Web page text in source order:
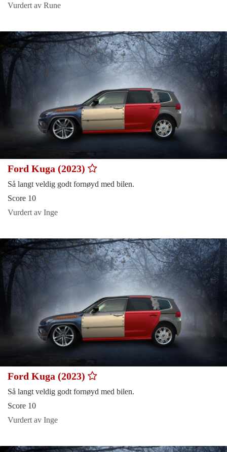
Vurdert av Rune
Ford Kuga (2023)
Så langt veldig godt fornøyd med bilen.
Score 10
Vurdert av Inge
Ford Kuga (2023)
Så langt veldig godt fornøyd med bilen.
Score 10
Vurdert av Inge